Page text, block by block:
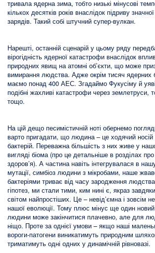
тривала ядерна зима, тобто низькі мінусові
кількох десятків років внаслідок підриву
зарядів. Такий собі штучний супер-вулкан.
Нарешті, останній сценарій у цьому ряду
вірогідність ядерної катастрофи внаслідок
природних явищ на атомні об’єкти, що може
вимирання людства. Адже окрім тисяч ядерних
маємо понад 400 АЕС. Згадаймо Фукусіму й
подібні жахливі катастрофи через землетруси,
тощо.
На цій дещо песимістичній ноті обернемо
варто пригадати, що людина – це ходячий носій
бактерій. Переважна більшість з них живе у
вигляді біома (про це детальніше в розділах
здоров’я). А частина навіть інтегрувалася в
мутації, симбіоз людини з мікробами, наше
бактеріями триває від часу зародження
гіпотез, ми стали тими, ким нині є, якраз завдяки
світом найпростіших. Це – невід’ємна і зовсім
нашої еволюції. Тому плюс мінус ще один
людини може закінчитися плачевно, але для
ніщо. Проте за однієї умови – якщо наші
вороги-патогени виникатимуть природним
триматимуть одні одних у динамічній рівновазі.